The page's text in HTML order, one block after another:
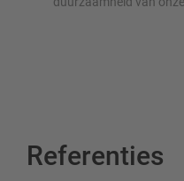
Referenties